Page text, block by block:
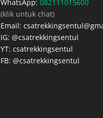
WhatsApp: 082111015600
(klik untuk chat)
Email:
IG: @csatrekkingsentul
YT: csatrekkingsentul
FB: @csatrekkingsentul